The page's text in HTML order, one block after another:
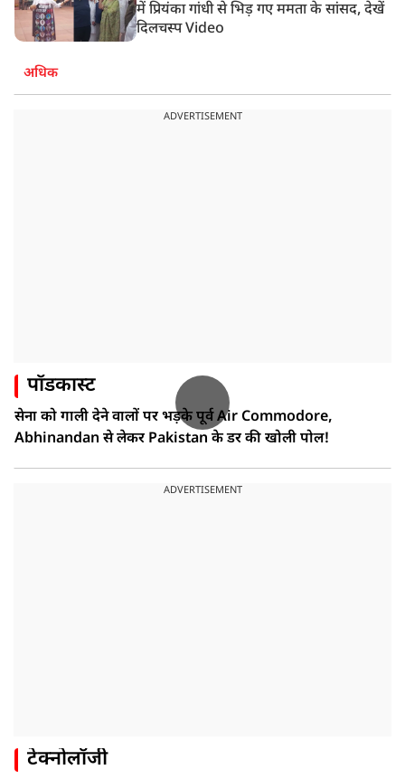
में प्रियंका गांधी से भिड़ गए ममता के सांसद, देखें
दिलचस्प Video
अधिक
ADVERTISEMENT
पॉडकास्ट
सेना को गाली देने वालों पर भड़के पूर्व Air Commodore,
Abhinandan से लेकर Pakistan के डर की खोली पोल!
ADVERTISEMENT
टेक्नोलॉजी